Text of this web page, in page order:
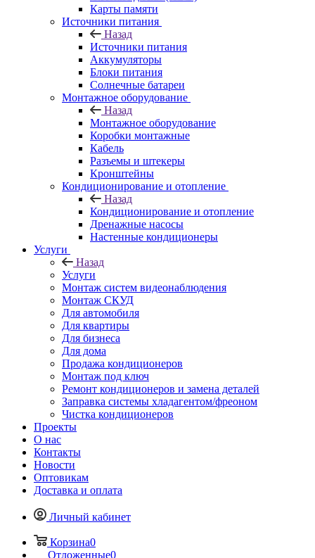
Карты памяти
Источники питания
Назад
Источники питания
Аккумуляторы
Блоки питания
Солнечные батареи
Монтажное оборудование
Назад
Монтажное оборудование
Коробки монтажные
Кабель
Разъемы и штекеры
Кронштейны
Кондиционирование и отопление
Назад
Кондиционирование и отопление
Дренажные насосы
Настенные кондиционеры
Услуги
Назад
Услуги
Монтаж систем видеонаблюдения
Монтаж СКУД
Для автомобиля
Для квартиры
Для бизнеса
Для дома
Продажа кондиционеров
Монтаж под ключ
Ремонт кондиционеров и замена деталей
Заправка системы хладагентом/фреоном
Чистка кондиционеров
Проекты
О нас
Контакты
Новости
Оптовикам
Доставка и оплата
Личный кабинет
Корзина0
Отложенные0